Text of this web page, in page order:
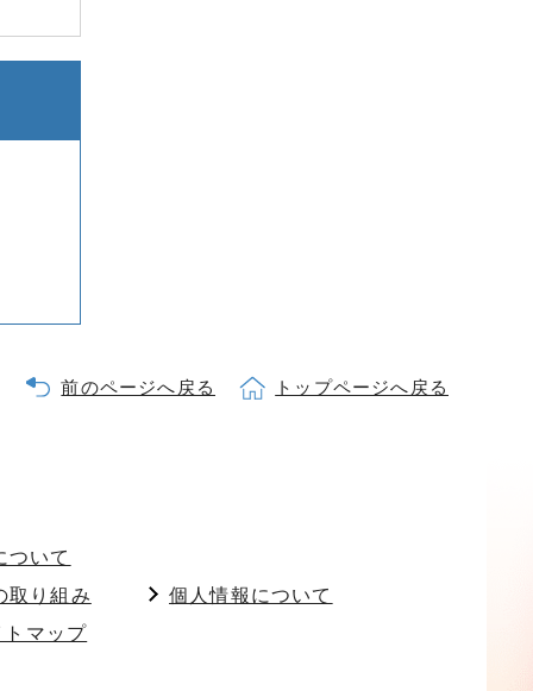
前のページへ戻る トップページへ戻る
ついて
取り組み
個人情報について
トマップ